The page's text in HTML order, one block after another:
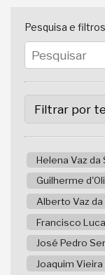
Pesquisa e filtros
Helena Vaz da
Guilherme
Alberto Vaz da
Francisco
José Pedro
Joaquim Vieira